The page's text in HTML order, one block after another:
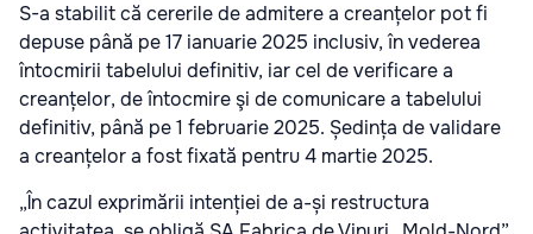
S-a stabilit că cererile de admitere a creanțelor pot fi
depuse până pe 17 ianuarie 2025 inclusiv, în vederea
întocmirii tabelului definitiv, iar cel de verificare a
creanțelor, de întocmire şi de comunicare a tabelului
definitiv, până pe 1 februarie 2025. Ședința de validare
a creanțelor a fost fixată pentru 4 martie 2025.
„În cazul exprimării intenției de a-și restructura